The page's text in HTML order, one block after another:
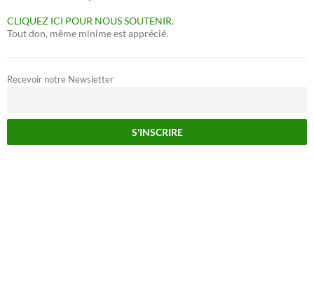
CLIQUEZ ICI POUR NOUS SOUTENIR.
Tout don, même minime est apprécié.
Recevoir notre Newsletter